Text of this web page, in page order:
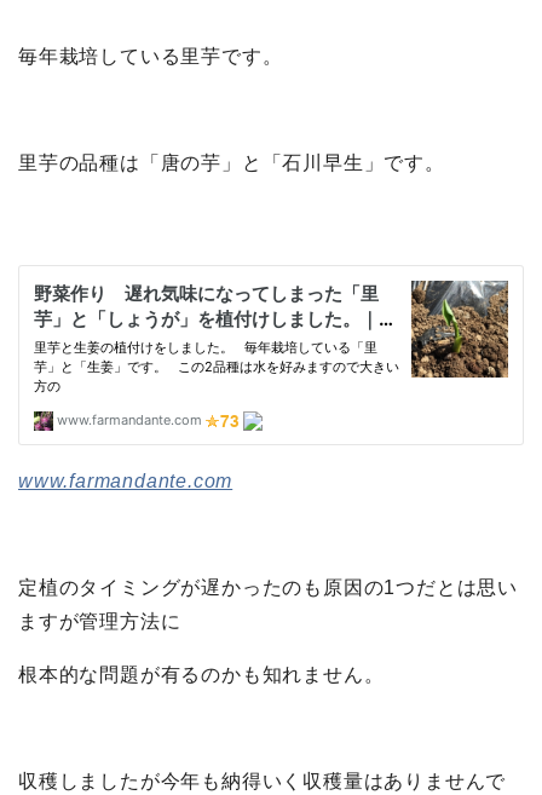
毎年栽培している里芋です。
里芋の品種は「唐の芋」と「石川早生」です。
www.farmandante.com
定植のタイミングが遅かったのも原因の1つだとは思い
ますが管理方法に
根本的な問題が有るのかも知れません。
収穫しましたが今年も納得いく収穫量はありませんで